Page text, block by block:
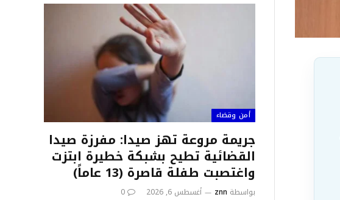
أمن وقضاء
جريمة مروعة تهز صيدا: مفرزة صيدا
القضائية تطيح بشبكة خطيرة ابتزت
واغتصبت طفلة قاصرة (13 عاماً)
بواسطة znn أغسطس 6, 2026 0